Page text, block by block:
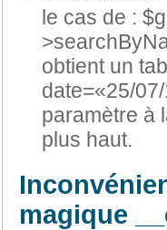
le cas de :
obtient un
date=«25/
paramètre à
plus haut.
magique